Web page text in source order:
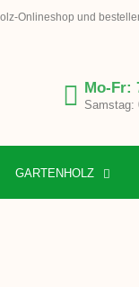
Onlineshop und
Mo-Fr:
Samstag:
GARTENHOLZ